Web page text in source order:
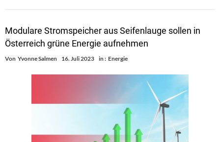
Modulare Stromspeicher aus Seifenlauge sollen in
Österreich grüne Energie aufnehmen
Von Yvonne Salmen 16. Juli 2023 in : Energie